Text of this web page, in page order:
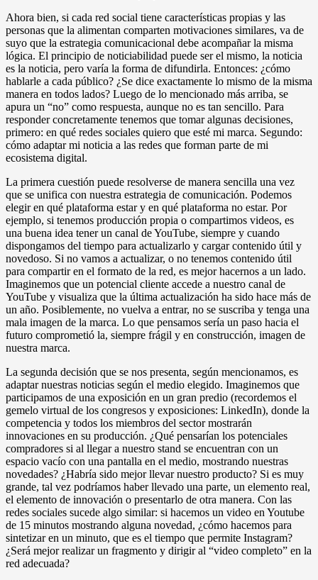
Ahora bien, si cada red social tiene características propias y las
personas que la alimentan comparten motivaciones similares, va de
suyo que la estrategia comunicacional debe acompañar la misma
lógica. El principio de noticiabilidad puede ser el mismo, la noticia
es la noticia, pero varía la forma de difundirla. Entonces: ¿cómo
hablarle a cada público? ¿Se dice exactamente lo mismo de la misma
manera en todos lados? Luego de lo mencionado más arriba, se
apura un “no” como respuesta, aunque no es tan sencillo. Para
responder concretamente tenemos que tomar algunas decisiones,
primero: en qué redes sociales quiero que esté mi marca. Segundo:
cómo adaptar mi noticia a las redes que forman parte de mi
ecosistema digital.
La primera cuestión puede resolverse de manera sencilla una vez
que se unifica con nuestra estrategia de comunicación. Podemos
elegir en qué plataforma estar y en qué plataforma no estar. Por
ejemplo, si tenemos producción propia o compartimos videos, es
una buena idea tener un canal de YouTube, siempre y cuando
dispongamos del tiempo para actualizarlo y cargar contenido útil y
novedoso. Si no vamos a actualizar, o no tenemos contenido útil
para compartir en el formato de la red, es mejor hacernos a un lado.
Imaginemos que un potencial cliente accede a nuestro canal de
YouTube y visualiza que la última actualización ha sido hace más de
un año. Posiblemente, no vuelva a entrar, no se suscriba y tenga una
mala imagen de la marca. Lo que pensamos sería un paso hacia el
futuro comprometió la, siempre frágil y en construcción, imagen de
nuestra marca.
La segunda decisión que se nos presenta, según mencionamos, es
adaptar nuestras noticias según el medio elegido. Imaginemos que
participamos de una exposición en un gran predio (recordemos el
gemelo virtual de los congresos y exposiciones: LinkedIn), donde la
competencia y todos los miembros del sector mostrarán
innovaciones en su producción. ¿Qué pensarían los potenciales
compradores si al llegar a nuestro stand se encuentran con un
espacio vacío con una pantalla en el medio, mostrando nuestras
novedades? ¿Habría sido mejor llevar nuestro producto? Si es muy
grande, tal vez podríamos haber llevado una parte, un elemento real,
el elemento de innovación o presentarlo de otra manera. Con las
redes sociales sucede algo similar: si hacemos un video en Youtube
de 15 minutos mostrando alguna novedad, ¿cómo hacemos para
sintetizar en un minuto, que es el tiempo que permite Instagram?
¿Será mejor realizar un fragmento y dirigir al “video completo” en la
red adecuada?